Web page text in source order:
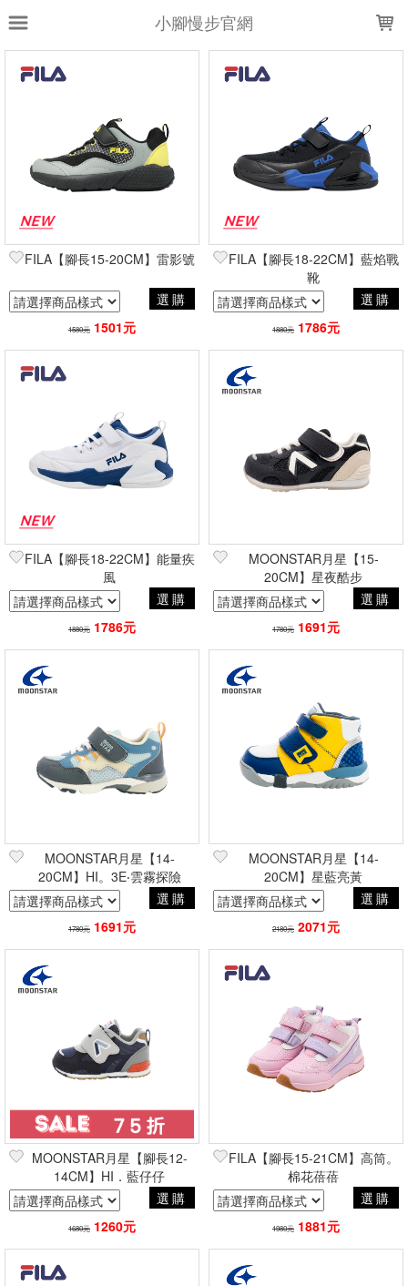
小腳慢步官網
上架時間
S
白藍
P
全部尺寸 16
18
19 20 21
22
FILA【腳長15-20CM】雷影號
選購
1580元 1501元
FILA【腳長18-22CM】藍焰戰
靴
選購
1880元 1786元
FILA【腳長18-22CM】能量疾
風
選購
1880元 1786元
MOONSTAR月星【15-
20CM】星夜酷步
選購
1780元 1691元
MOONSTAR月星【14-
20CM】HI。3E‧雲霧探險
選購
1780元 1691元
MOONSTAR月星【14-
20CM】星藍亮黃
選購
2180元 2071元
MOONSTAR月星【腳長12-
14CM】HI．藍仔仔
選購
1680元 1260元
FILA【腳長15-21CM】高筒。
棉花蓓蓓
選購
1980元 1881元